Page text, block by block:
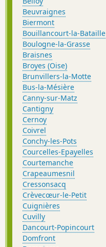
Beuvraignes
Biermont
Bouillancourt-la-Bataille
Boulogne-la-Grasse
Braisnes
Broyes (Oise)
Brunvillers-la-Motte
Bus-la-Mésière
Canny-sur-Matz
Cantigny
Cernoy
Coivrel
Conchy-les-Pots
Courcelles-Epayelles
Courtemanche
Crapeaumesnil
Cressonsacq
Crèvecœur-le-Petit
Cuignières
Cuvilly
Dancourt-Popincourt
Domfront